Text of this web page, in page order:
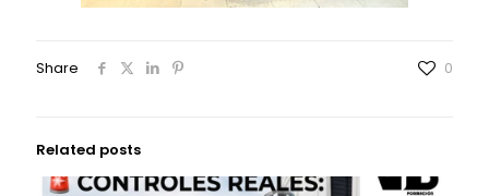
Share 0
Related posts